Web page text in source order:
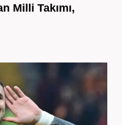
Milli Takımı,